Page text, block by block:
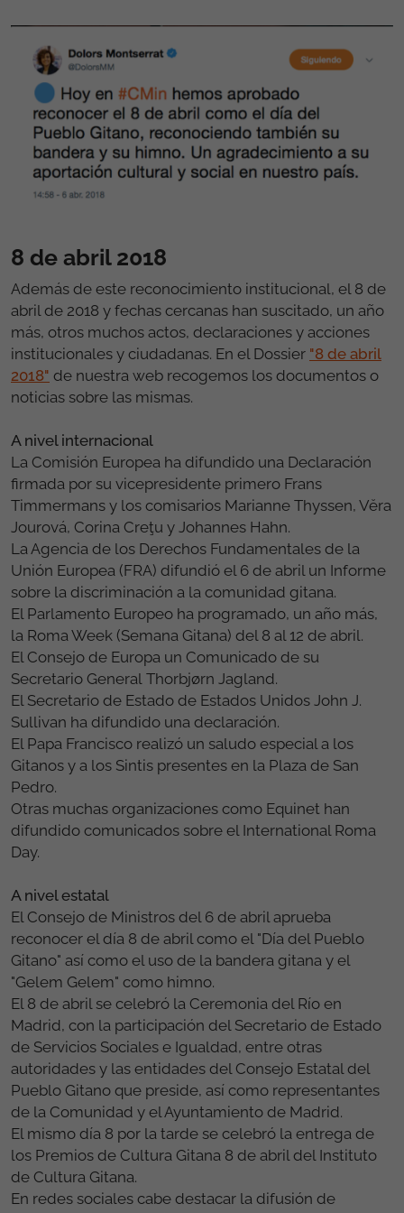
8 de abril 2018
Además de este reconocimiento institucional, el 8 de
abril de 2018 y fechas cercanas han suscitado, un año
más, otros muchos actos, declaraciones y acciones
institucionales y ciudadanas. En el Dossier "8 de abril
2018" de nuestra web recogemos los documentos o
noticias sobre las mismas.
A nivel internacional
La Comisión Europea ha difundido una Declaración
firmada por su vicepresidente primero Frans
Timmermans y los comisarios Marianne Thyssen, Vĕra
Jourová, Corina Creţu y Johannes Hahn.
La Agencia de los Derechos Fundamentales de la
Unión Europea (FRA) difundió el 6 de abril un Informe
sobre la discriminación a la comunidad gitana.
El Parlamento Europeo ha programado, un año más,
la Roma Week (Semana Gitana) del 8 al 12 de abril.
El Consejo de Europa un Comunicado de su
Secretario General Thorbjørn Jagland.
El Secretario de Estado de Estados Unidos John J.
Sullivan ha difundido una declaración.
El Papa Francisco realizó un saludo especial a los
Gitanos y a los Sintis presentes en la Plaza de San
Pedro.
Otras muchas organizaciones como Equinet han
difundido comunicados sobre el International Roma
Day.
A nivel estatal
El Consejo de Ministros del 6 de abril aprueba
reconocer el día 8 de abril como el "Día del Pueblo
Gitano" así como el uso de la bandera gitana y el
"Gelem Gelem" como himno.
El 8 de abril se celebró la Ceremonia del Río en
Madrid, con la participación del Secretario de Estado
de Servicios Sociales e Igualdad, entre otras
autoridades y las entidades del Consejo Estatal del
Pueblo Gitano que preside, así como representantes
de la Comunidad y el Ayuntamiento de Madrid.
El mismo día 8 por la tarde se celebró la entrega de
los Premios de Cultura Gitana 8 de abril del Instituto
de Cultura Gitana.
En redes sociales cabe destacar la difusión de